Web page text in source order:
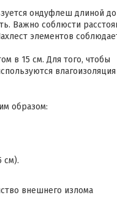
ондуфлеш длиной
Важно соблюсти
элементов
в 15 см. Для того, чтобы
влагоизоляция
образом:
см).
внешнего излома